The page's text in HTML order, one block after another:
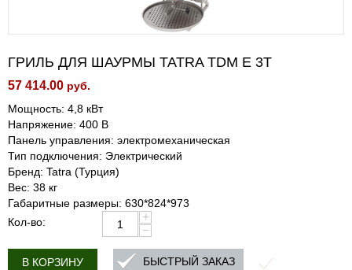
ГРИЛЬ ДЛЯ ШАУРМЫ TATRA TDM E 3T
57 414.00 руб.
Мощность: 4,8 кВт
Напряжение: 400 В
Панель управления: электромеханическая
Тип подключения: Электрический
Бренд: Tatra (Турция)
Вес: 38 кг
Габаритные размеры: 630*824*973
Кол-во:
+
−
В КОРЗИНУ БЫСТРЫЙ ЗАКАЗ